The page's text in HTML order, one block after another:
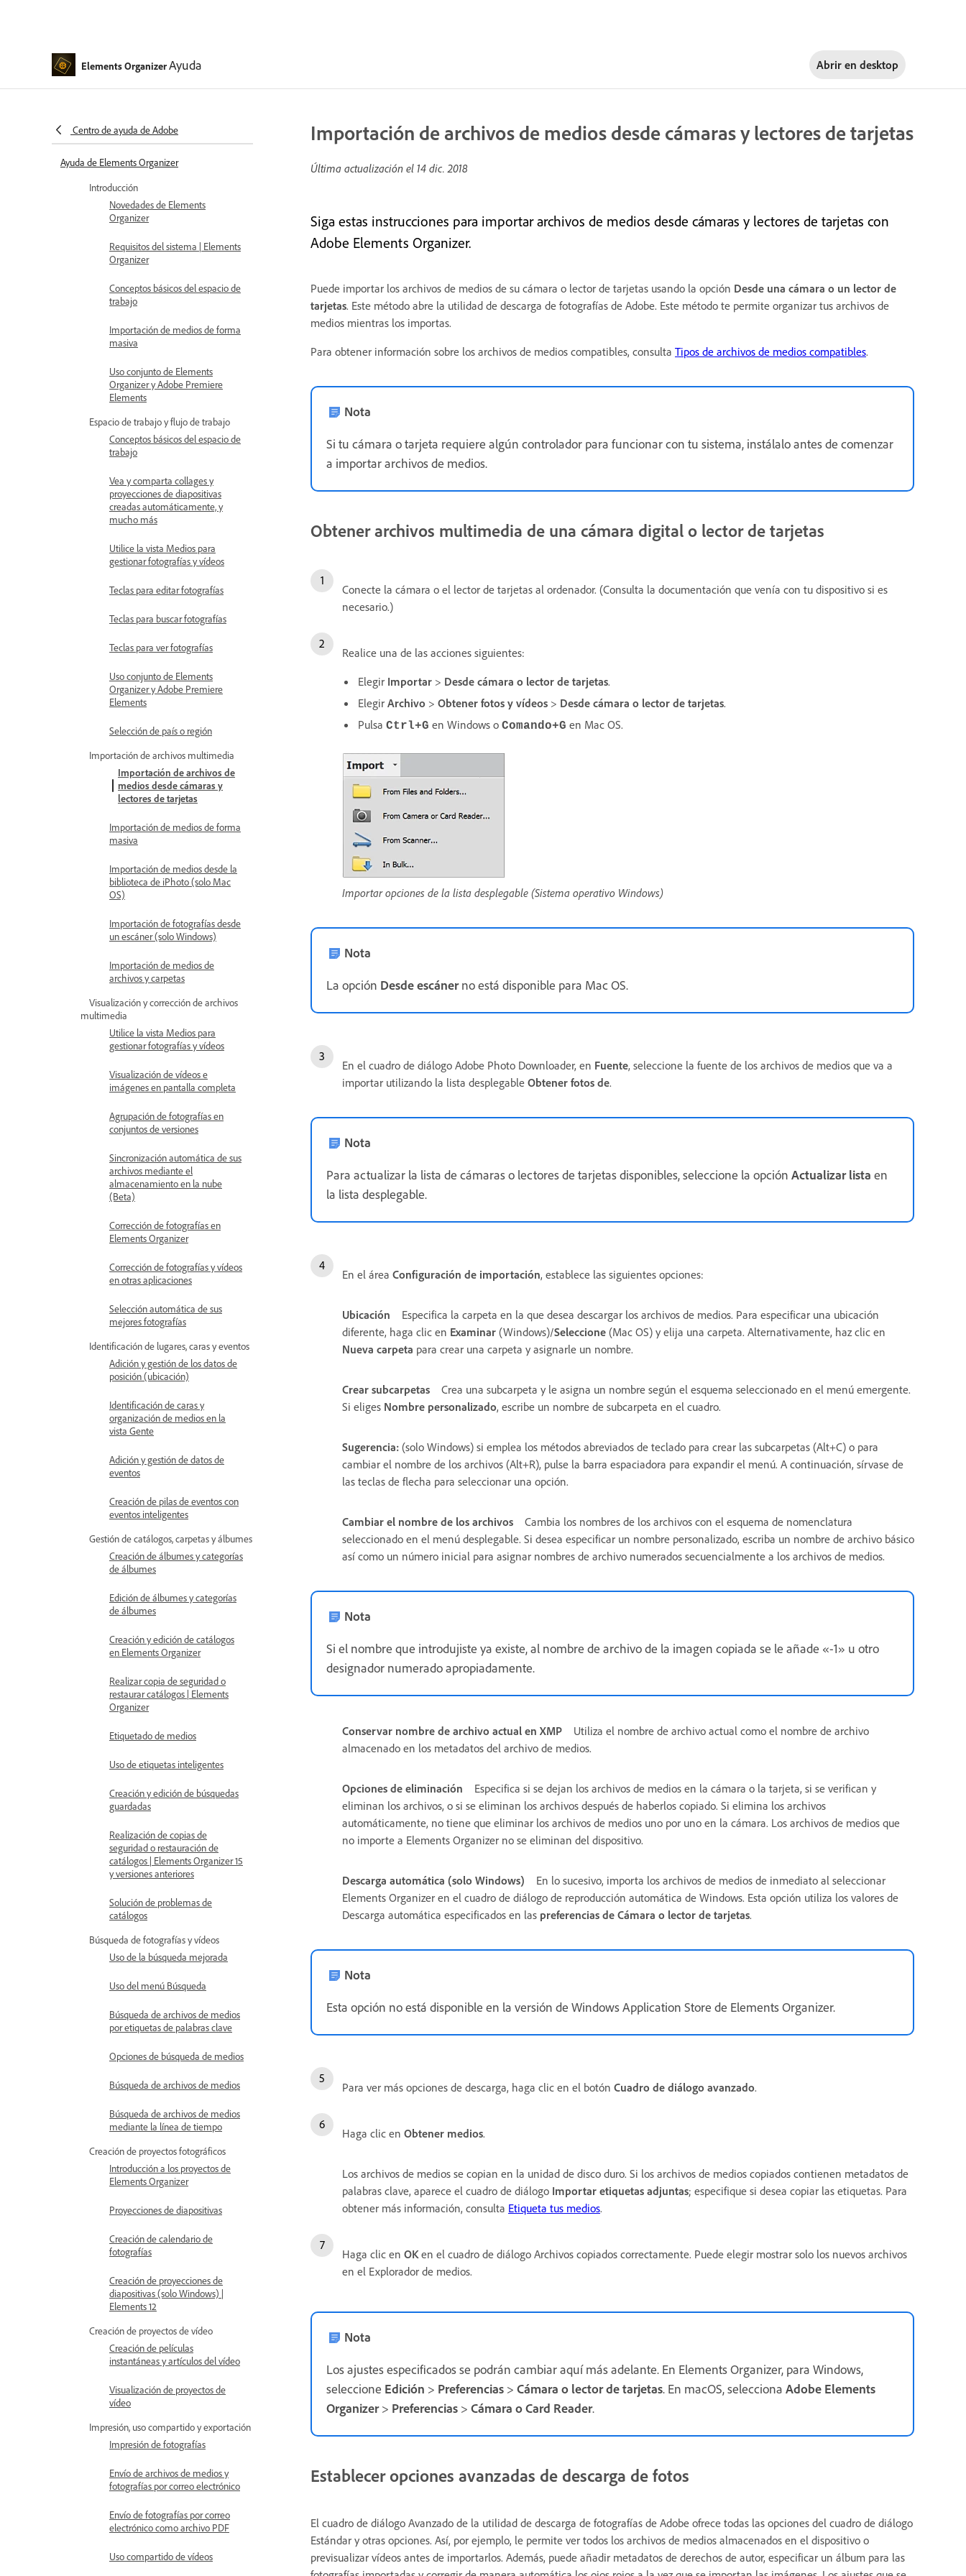
Elements OrganizerAyuda Abrir en desktop
Centro de ayuda de Adobe
Ayuda de Elements Organizer
Introducción
Novedades de Elements
Organizer
Requisitos del sistema | Elements
Organizer
Conceptos básicos del espacio de
trabajo
Importación de medios de forma
masiva
Uso conjunto de Elements
Organizer y Adobe Premiere
Elements
Espacio de trabajo y flujo de trabajo
Conceptos básicos del espacio de
trabajo
Vea y comparta collages y
proyecciones de diapositivas
creadas automáticamente, y
mucho más
Utilice la vista Medios para
gestionar fotografías y vídeos
Teclas para editar fotografías
Teclas para buscar fotografías
Teclas para ver fotografías
Uso conjunto de Elements
Organizer y Adobe Premiere
Elements
Selección de país o región
Importación de archivos multimedia
Importación de archivos de
medios desde cámaras y
lectores de tarjetas
Importación de medios de forma
masiva
Importación de medios desde la
biblioteca de iPhoto (solo Mac
OS)
Importación de fotografías desde
un escáner (solo Windows)
Importación de medios de
archivos y carpetas
Visualización y corrección de archivos
multimedia
Utilice la vista Medios para
gestionar fotografías y vídeos
Visualización de vídeos e
imágenes en pantalla completa
Agrupación de fotografías en
conjuntos de versiones
Sincronización automática de sus
archivos mediante el
almacenamiento en la nube
(Beta)
Corrección de fotografías en
Elements Organizer
Corrección de fotografías y vídeos
en otras aplicaciones
Selección automática de sus
mejores fotografías
Identificación de lugares, caras y eventos
Adición y gestión de los datos de
posición (ubicación)
Identificación de caras y
organización de medios en la
vista Gente
Adición y gestión de datos de
eventos
Creación de pilas de eventos con
eventos inteligentes
Gestión de catálogos, carpetas y álbumes
Creación de álbumes y categorías
de álbumes
Edición de álbumes y categorías
de álbumes
Creación y edición de catálogos
en Elements Organizer
Realizar copia de seguridad o
restaurar catálogos | Elements
Organizer
Etiquetado de medios
Uso de etiquetas inteligentes
Creación y edición de búsquedas
guardadas
Realización de copias de
seguridad o restauración de
catálogos | Elements Organizer 15
y versiones anteriores
Solución de problemas de
catálogos
Búsqueda de fotografías y vídeos
Uso de la búsqueda mejorada
Uso del menú Búsqueda
Búsqueda de archivos de medios
por etiquetas de palabras clave
Opciones de búsqueda de medios
Búsqueda de archivos de medios
Búsqueda de archivos de medios
mediante la línea de tiempo
Creación de proyectos fotográficos
Introducción a los proyectos de
Elements Organizer
Proyecciones de diapositivas
Creación de calendario de
fotografías
Creación de proyecciones de
diapositivas (solo Windows) |
Elements 12
Creación de proyectos de vídeo
Creación de películas
instantáneas y artículos del vídeo
Visualización de proyectos de
vídeo
Impresión, uso compartido y exportación
Impresión de fotografías
Envío de archivos de medios y
fotografías por correo electrónico
Envío de fotografías por correo
electrónico como archivo PDF
Uso compartido de vídeos
Importación de archivos de medios desde cámaras y lectores de tarjetas
Última actualización el 14 dic. 2018
Siga estas instrucciones para importar archivos de medios desde cámaras y lectores de tarjetas con
Adobe Elements Organizer.
Puede importar los archivos de medios de su cámara o lector de tarjetas usando la opción Desde una cámara o un lector de
tarjetas. Este método abre la utilidad de descarga de fotografías de Adobe. Este método te permite organizar tus archivos de
medios mientras los importas.
Para obtener información sobre los archivos de medios compatibles, consulta Tipos de archivos de medios compatibles.
Nota
Si tu cámara o tarjeta requiere algún controlador para funcionar con tu sistema, instálalo antes de comenzar
a importar archivos de medios.
Obtener archivos multimedia de una cámara digital o lector de tarjetas
Conecte la cámara o el lector de tarjetas al ordenador. (Consulta la documentación que venía con tu dispositivo si es
necesario.)
Realice una de las acciones siguientes:
Elegir Importar > Desde cámara o lector de tarjetas.
Elegir Archivo > Obtener fotos y vídeos > Desde cámara o lector de tarjetas.
Pulsa Ctrl+G en Windows o Comando+G en Mac OS.
Importar opciones de la lista desplegable (Sistema operativo Windows)
Nota
La opción Desde escánerno está disponible para Mac OS.
En el cuadro de diálogo Adobe Photo Downloader, en Fuente, seleccione la fuente de los archivos de medios que va a
importar utilizando la lista desplegable Obtener fotos de.
Nota
Para actualizar la lista de cámaras o lectores de tarjetas disponibles, seleccione la opción Actualizar lista en
la lista desplegable.
En el área Configuración de importación, establece las siguientes opciones:
Ubicación
Especifica la carpeta en la que desea descargar los archivos de medios. Para especificar una ubicación
diferente, haga clic en Examinar (Windows)/Seleccione (Mac OS) y elija una carpeta. Alternativamente, haz clic en
Nueva carpeta para crear una carpeta y asignarle un nombre.
Crear subcarpetas
Crea una subcarpeta y le asigna un nombre según el esquema seleccionado en el menú emergente.
Si eliges Nombre personalizado, escribe un nombre de subcarpeta en el cuadro.
Sugerencia: (solo Windows) si emplea los métodos abreviados de teclado para crear las subcarpetas (Alt+C) o para
cambiar el nombre de los archivos (Alt+R), pulse la barra espaciadora para expandir el menú. A continuación, sírvase de
las teclas de flecha para seleccionar una opción.
Cambiar el nombre de los archivos
Cambia los nombres de los archivos con el esquema de nomenclatura
seleccionado en el menú desplegable. Si desea especificar un nombre personalizado, escriba un nombre de archivo básico
así como un número inicial para asignar nombres de archivo numerados secuencialmente a los archivos de medios.
Nota
Si el nombre que introdujiste ya existe, al nombre de archivo de la imagen copiada se le añade «-1» u otro
designador numerado apropiadamente.
Conservar nombre de archivo actual en XMP
Utiliza el nombre de archivo actual como el nombre de archivo
almacenado en los metadatos del archivo de medios.
Opciones de eliminación
Especifica si se dejan los archivos de medios en la cámara o la tarjeta, si se verifican y
eliminan los archivos, o si se eliminan los archivos después de haberlos copiado. Si elimina los archivos
automáticamente, no tiene que eliminar los archivos de medios uno por uno en la cámara. Los archivos de medios que
no importe a Elements Organizer no se eliminan del dispositivo.
Descarga automática (solo Windows)
En lo sucesivo, importa los archivos de medios de inmediato al seleccionar
Elements Organizer en el cuadro de diálogo de reproducción automática de Windows. Esta opción utiliza los valores de
Descarga automática especificados en las preferencias de Cámara o lector de tarjetas.
Nota
Esta opción no está disponible en la versión de Windows Application Store de Elements Organizer.
Para ver más opciones de descarga, haga clic en el botón Cuadro de diálogo avanzado.
Haga clic en Obtener medios.
Los archivos de medios se copian en la unidad de disco duro. Si los archivos de medios copiados contienen metadatos de
palabras clave, aparece el cuadro de diálogo Importar etiquetas adjuntas; especifique si desea copiar las etiquetas. Para
obtener más información, consulta Etiqueta tus medios.
Haga clic en OK en el cuadro de diálogo Archivos copiados correctamente. Puede elegir mostrar solo los nuevos archivos
en el Explorador de medios.
Nota
Los ajustes especificados se podrán cambiar aquí más adelante. En Elements Organizer, para Windows,
seleccione Edición > Preferencias > Cámara o lector de tarjetas. En macOS, selecciona Adobe Elements
Organizer> Preferencias > Cámara o Card Reader.
Establecer opciones avanzadas de descarga de fotos
El cuadro de diálogo Avanzado de la utilidad de descarga de fotografías de Adobe ofrece todas las opciones del cuadro de diálogo
Estándar y otras opciones. Así, por ejemplo, le permite ver todos los archivos de medios almacenados en el dispositivo o
previsualizar vídeos antes de importarlos. Además, puede añadir metadatos de derechos de autor, especificar un álbum para las